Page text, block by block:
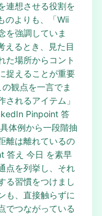
連想させる役割を
のよりも、「Wii
を強調していま
えるとき、見た目
た場所からコント
捉えることが重要
観点を一言でま
れるアイテム」
Pinpoint 答
体例から一段階抽
離は離れているの
答え 今日 を素早
点を列挙し、それ
る習慣をつけまし
も、直接触らずに
でつながっている